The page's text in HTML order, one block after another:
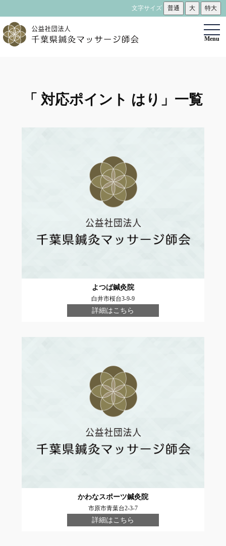
Menu
文字サイズ 普通 大 特大
「 対応ポイント はり」一覧
よつば鍼灸院
白井市桜台3-9-9
詳細はこちら
かわなスポーツ鍼灸院
市原市青葉台2-3-7
詳細はこちら